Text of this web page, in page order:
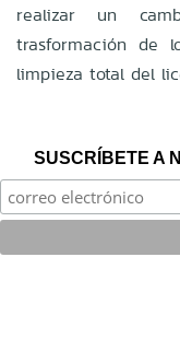
realizar un
trasformación de
limpieza total del
SUSCRÍBETE A